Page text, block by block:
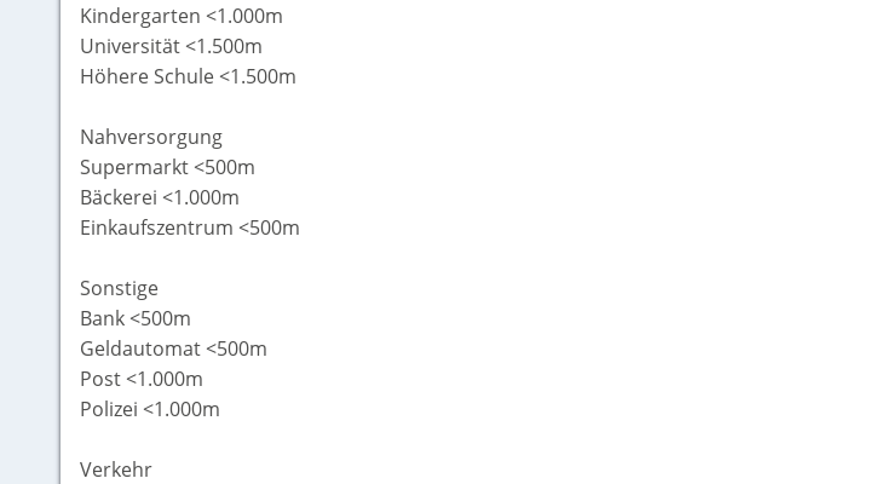
Kindergarten <1.000m
Universität <1.500m
Höhere Schule <1.500m
Nahversorgung
Supermarkt <500m
Bäckerei <1.000m
Einkaufszentrum <500m
Sonstige
Bank <500m
Geldautomat <500m
Post <1.000m
Polizei <1.000m
Verkehr